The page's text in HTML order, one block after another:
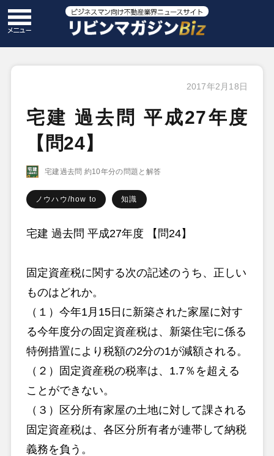
2017年2月18日
宅建 過去問 平成27年度
【問24】
宅建過去問 約10年分の問題と解答
ノウハウ/how to 知識
宅建 過去問 平成27年度 【問24】
固定資産税に関する次の記述のうち、正しい
ものはどれか。
（１）今年1月15日に新築された家屋に対す
る今年度分の固定資産税は、新築住宅に係る
特例措置により税額の2分の1が減額される。
（２）固定資産税の税率は、1.7％を超える
ことができない。
（３）区分所有家屋の土地に対して課される
固定資産税は、各区分所有者が連帯して納税
義務を負う。